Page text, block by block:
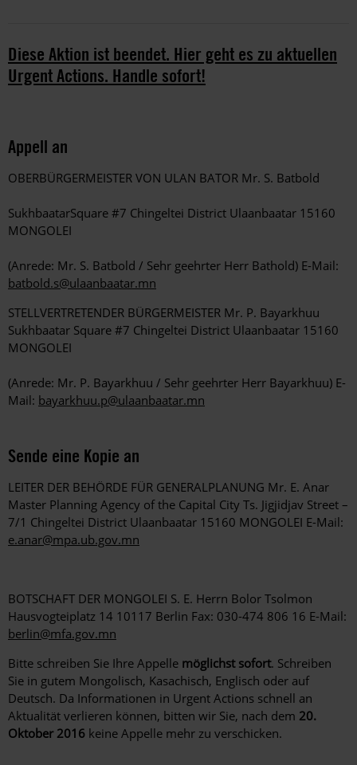
Diese Aktion ist beendet. Hier geht es zu aktuellen
Urgent Actions. Handle sofort!
Appell an
OBERBÜRGERMEISTER VON ULAN BATOR Mr. S. Batbold
SukhbaatarSquare #7 Chingeltei District Ulaanbaatar 15160
MONGOLEI
(Anrede: Mr. S. Batbold / Sehr geehrter Herr Bathold) E-Mail:
batbold.s@ulaanbaatar.mn
STELLVERTRETENDER BÜRGERMEISTER Mr. P. Bayarkhuu
Sukhbaatar Square #7 Chingeltei District Ulaanbaatar 15160
MONGOLEI
(Anrede: Mr. P. Bayarkhuu / Sehr geehrter Herr Bayarkhuu) E-
Mail: bayarkhuu.p@ulaanbaatar.mn
Sende eine Kopie an
LEITER DER BEHÖRDE FÜR GENERALPLANUNG Mr. E. Anar
Master Planning Agency of the Capital City Ts. Jigjidjav Street –
7/1 Chingeltei District Ulaanbaatar 15160 MONGOLEI E-Mail:
e.anar@mpa.ub.gov.mn
BOTSCHAFT DER MONGOLEI S. E. Herrn Bolor Tsolmon
Hausvogteiplatz 14 10117 Berlin Fax: 030-474 806 16 E-Mail:
berlin@mfa.gov.mn
Bitte schreiben Sie Ihre Appelle möglichst sofort. Schreiben
Sie in gutem Mongolisch, Kasachisch, Englisch oder auf
Deutsch. Da Informationen in Urgent Actions schnell an
Aktualität verlieren können, bitten wir Sie, nach dem 20.
Oktober 2016 keine Appelle mehr zu verschicken.